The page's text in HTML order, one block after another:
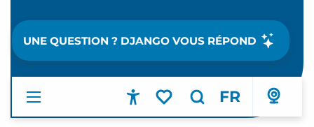
Accessibilité
Voir les favoris
Recherche
FR
UNE QUESTION ? DJANGO VOUS RÉPOND